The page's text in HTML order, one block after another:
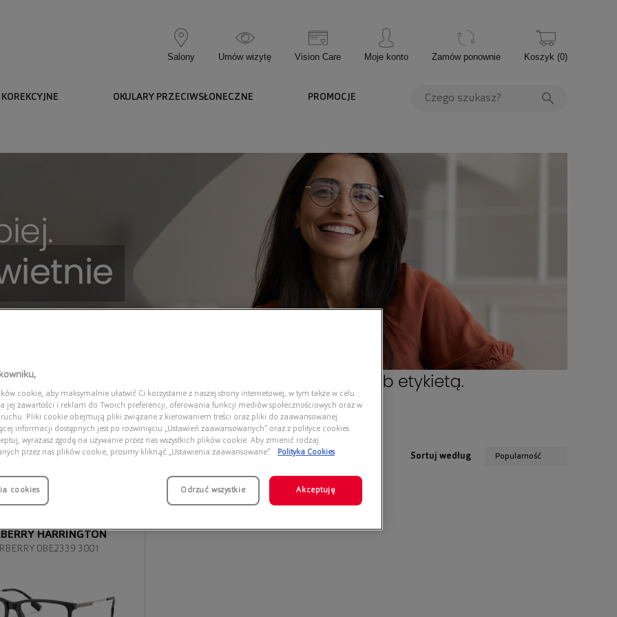
Salony Umów wizytę Vision Care Moje konto Zamów ponownie Koszyk (0)
OKULARY PRZECIWSŁONECZNE PROMOCJE
Sortuj według Popularność
0BE2339 3001
HARRINGTON
cookie, aby maksymalnie ułatwić Ci korzystanie z naszej strony internetowej, w tym także w celu
jej zawartości i reklam do Twoich preferencji, oferowania funkcji mediów społecznościowych oraz w
Pliki cookie obejmują pliki związane z kierowaniem treści oraz pliki do zaawansowanej
informacji dostępnych jest po rozwinięciu „Ustawień zaawansowanych” oraz z polityce cookies.
wyrażasz zgodę na używanie przez nas wszystkich plików cookie. Aby zmienić rodzaj
przez nas plików cookie, prosimy kliknąć „Ustawienia zaawansowane”.
Polityka Cookies
cookies Odrzuć wszystkie Akceptuję